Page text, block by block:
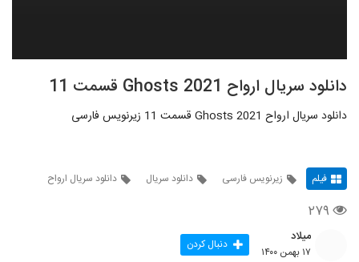
دانلود سریال ارواح Ghosts 2021 قسمت 11
دانلود سریال ارواح Ghosts 2021 قسمت 11 زیرنویس فارسی
فیلم زیرنویس فارسی دانلود سریال دانلود سریال ارواح
۲۷۹
میلاد
۱۷ بهمن ۱۴۰۰ دنبال کردن